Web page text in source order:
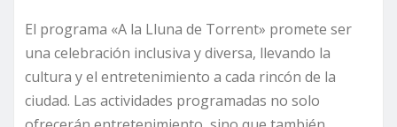
El programa «A la Lluna de Torrent» promete ser
una celebración inclusiva y diversa, llevando la
cultura y el entretenimiento a cada rincón de la
ciudad. Las actividades programadas no solo